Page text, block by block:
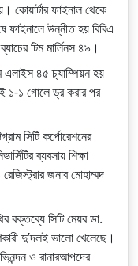
কোয়ার্টার ফাইনাল থেকে
ফাইনালে উন্নীত হয় বিবিএ
টিম মার্লিনস ৪৯।
এলাইস ৪৫ চ্যাম্পিয়ন হয়
১-১ গোলে ড্র করার পর
সিটি কর্পোরেশনের
ব্যবসায় শিক্ষা
জনাব মোহাম্মদ
বক্তব্যে সিটি মেয়র ডা.
দু’দলই ভালো খেলেছে।
ও রানারআপদের